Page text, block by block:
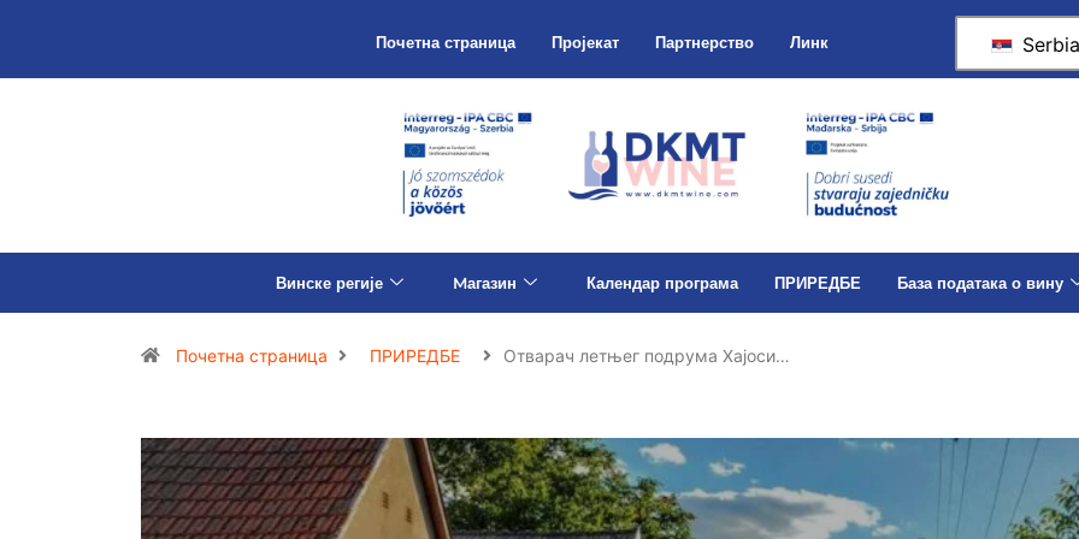
Почетна страница Пројекат Партнерство Линк
Винске регије Mагазин Календар програма ПРИРЕДБЕ База података о вину
Почетна страница ПРИРЕДБЕ Отварач летњег подрума Хајоси…